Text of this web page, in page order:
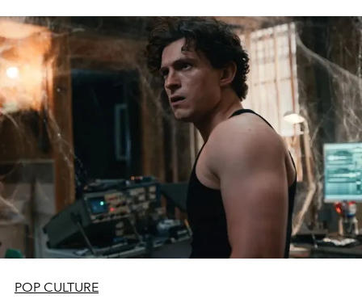
POP CULTURE